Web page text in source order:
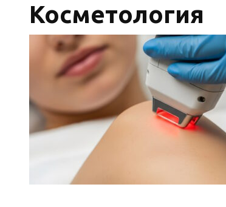
Косметология